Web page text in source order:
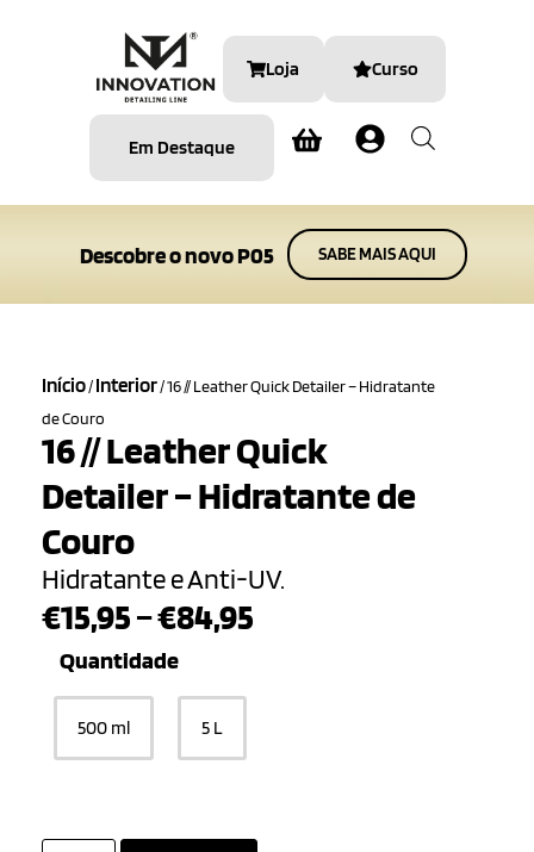
Loja Curso
Em Destaque
Descobre o novo P05 SABE MAIS AQUI
Início/Interior/ 16 // Leather Quick Detailer – Hidratante
de Couro
16 // Leather Quick
Detailer – Hidratante de
Couro
Hidratante e Anti-UV.
€15,95–€84,95
Quantidade
500 ml 5 L